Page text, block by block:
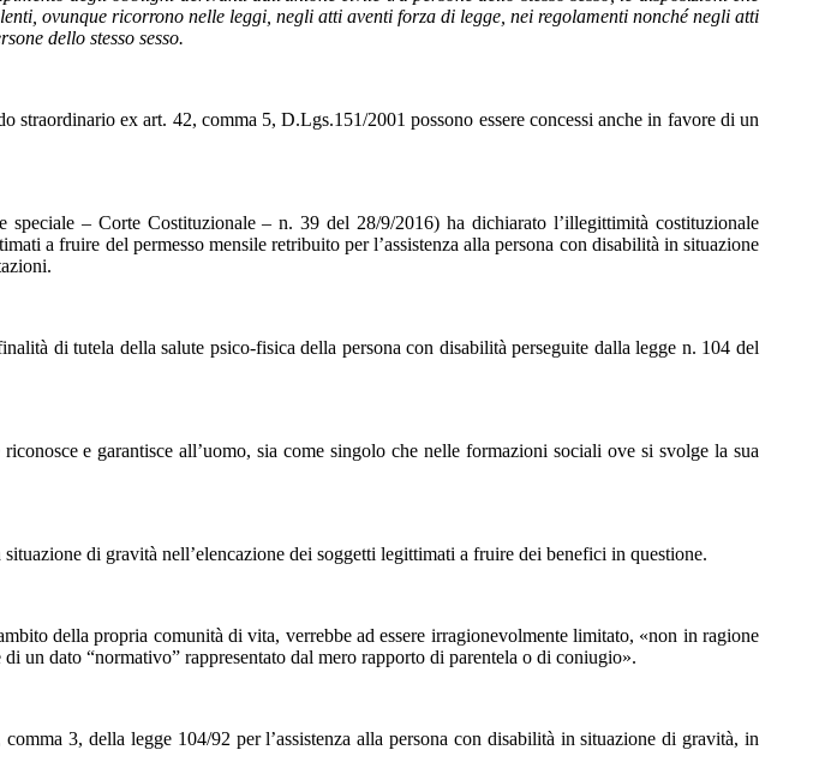
ovunque ricorrono nelle leggi, negli atti aventi forza di legge, nei regolamenti nonché negli atti
dello stesso sesso.
ex art. 42, comma 5, D.Lgs.151/2001 possono essere concessi anche in favore di un
– Corte Costituzionale – n. 39 del 28/9/2016) ha dichiarato l’illegittimità costituzionale
a fruire del permesso mensile retribuito per l’assistenza alla persona con disabilità in situazione
di tutela della salute psico-fisica della persona con disabilità perseguite dalla legge n. 104 del
e garantisce all’uomo, sia come singolo che nelle formazioni sociali ove si svolge la sua
di gravità nell’elencazione dei soggetti legittimati a fruire dei benefici in questione.
della propria comunità di vita, verrebbe ad essere irragionevolmente limitato, «non in ragione
un dato “normativo” rappresentato dal mero rapporto di parentela o di coniugio».
3, della legge 104/92 per l’assistenza alla persona con disabilità in situazione di gravità, in